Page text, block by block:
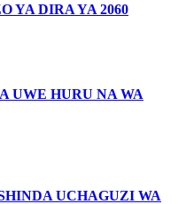
YA DIRA YA 2060
UWE HURU NA WA
UCHAGUZI WA